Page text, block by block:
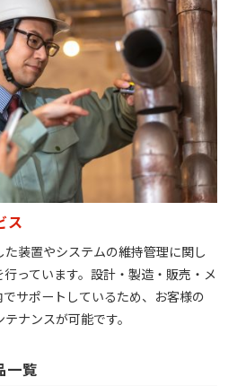
ス
装置やシステムの維持管理に関し
っています。設計・製造・販売・メ
サポートしているため、お客様の
ナンスが可能です。
一覧